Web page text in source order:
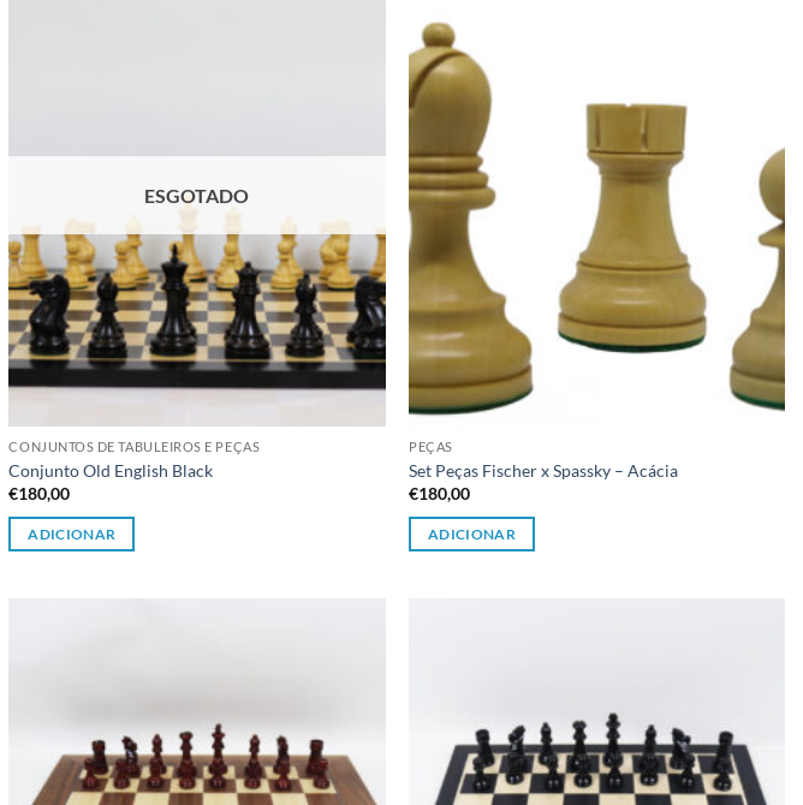
ESGOTADO
CONJUNTOS DE TABULEIROS E PEÇAS
Conjunto Old English Black
€180,00
ADICIONAR
PEÇAS
Set Peças Fischer x Spassky – Acácia
€180,00
ADICIONAR